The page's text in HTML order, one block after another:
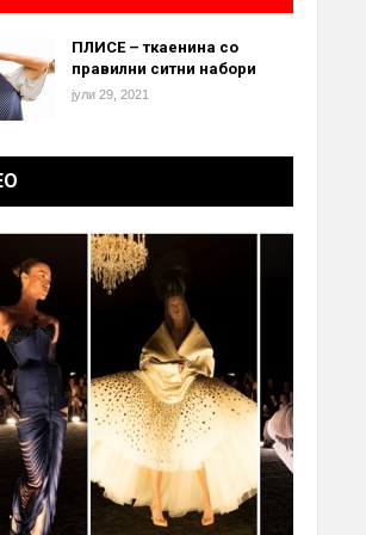
ПЛИСЕ – ткаенина со
правилни ситни набори
јули 29, 2021